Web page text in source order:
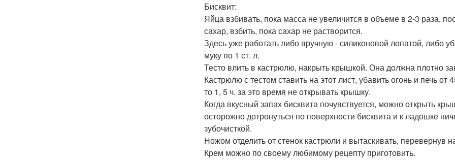
Бисквит:
Яйца взбивать, пока масса не увеличится в объеме в 2-3 раза,
сахар, взбить, пока сахар не растворится.
Здесь уже работать либо вручную - силиконовой лопатой, либо
муку по 1 ст. л.
Тесто влить в кастрюлю, накрыть крышкой. Она должна плотно
Кастрюлю с тестом ставить на этот лист, убавить огонь и печь
то 1, 5 ч. за это время не открывать крышку.
Когда вкусный запах бисквита почувствуется, можно открыть
осторожно дотронуться по поверхности бисквита и к ладошке
зубочисткой.
Ножом отделить от стенок кастрюли и вытаскивать, перевернув
Крем можно по своему любимому рецепту приготовить.